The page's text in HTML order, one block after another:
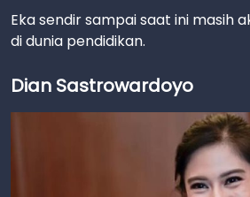
Eka sendir sampai saat ini masih
di dunia pendidikan.
Dian Sastrowardoyo